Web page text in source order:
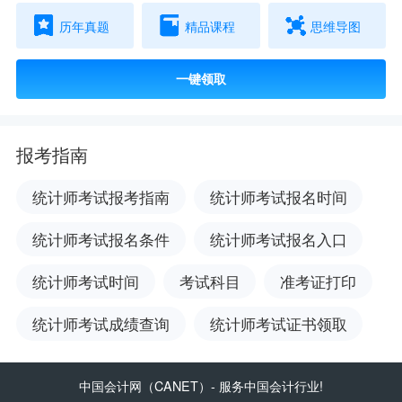
历年真题 精品课程 思维导图
一键领取
报考指南
统计师考试报考指南
统计师考试报名时间
统计师考试报名条件
统计师考试报名入口
统计师考试时间
考试科目
准考证打印
统计师考试成绩查询
统计师考试证书领取
中国会计网 （CANET）- 服务中国会计行业!